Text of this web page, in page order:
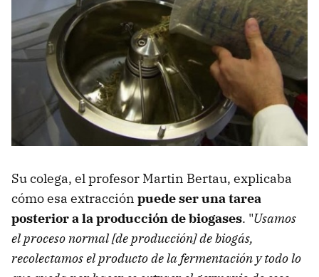
Su colega, el profesor Martin Bertau, explicaba
cómo esa extracción puede ser una tarea
posterior a la producción de biogases. "Usamos
el proceso normal [de producción] de biogás,
recolectamos el producto de la fermentación y todo lo